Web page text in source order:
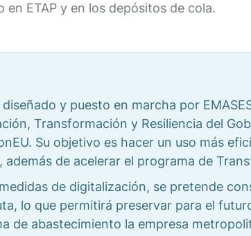
ETAP y en los depósitos de cola.
y puesto en marcha por
Transformación y Resiliencia del
Su objetivo es hacer un uso más
de acelerar el programa de
de digitalización, se pretende
lo que permitirá preservar para el
de abastecimiento la empresa